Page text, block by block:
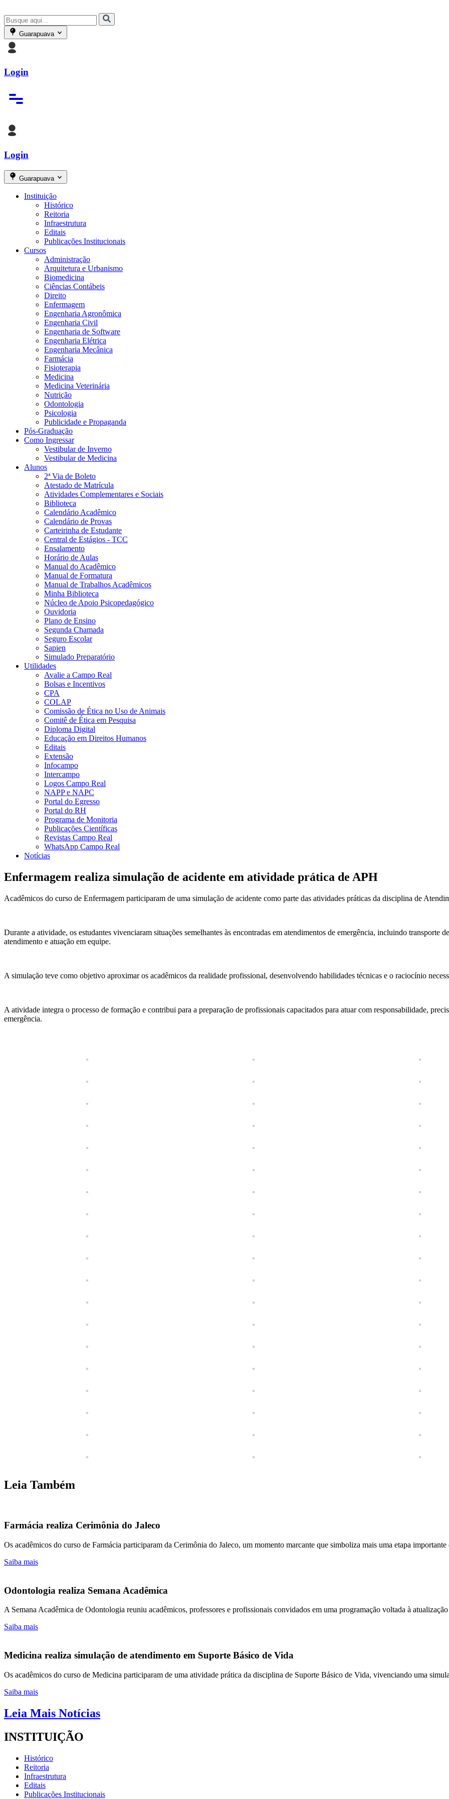
Guarapuava
Login
Login
Guarapuava
Instituição
Histórico
Reitoria
Infraestrutura
Editais
Publicações Institucionais
Cursos
Administração
Arquitetura e Urbanismo
Biomedicina
Ciências Contábeis
Direito
Enfermagem
Engenharia Agronômica
Engenharia Civil
Engenharia de Software
Engenharia Elétrica
Engenharia Mecânica
Farmácia
Fisioterapia
Medicina
Medicina Veterinária
Nutrição
Odontologia
Psicologia
Publicidade e Propaganda
Pós-Graduação
Como Ingressar
Vestibular de Inverno
Vestibular de Medicina
Alunos
2ª Via de Boleto
Atestado de Matrícula
Atividades Complementares e Sociais
Biblioteca
Calendário Acadêmico
Calendário de Provas
Carteirinha de Estudante
Central de Estágios - TCC
Ensalamento
Horário de Aulas
Manual do Acadêmico
Manual de Formatura
Manual de Trabalhos Acadêmicos
Minha Biblioteca
Núcleo de Apoio Psicopedagógico
Ouvidoria
Plano de Ensino
Segunda Chamada
Seguro Escolar
Sapien
Simulado Preparatório
Utilidades
Avalie a Campo Real
Bolsas e Incentivos
CPA
COLAP
Comissão de Ética no Uso de Animais
Comitê de Ética em Pesquisa
Diploma Digital
Educação em Direitos Humanos
Editais
Extensão
Infocampo
Intercampo
Logos Campo Real
NAPP e NAPC
Portal do Egresso
Portal do RH
Programa de Monitoria
Publicações Científicas
Revistas Campo Real
WhatsApp Campo Real
Notícias
Enfermagem realiza simulação de acidente em atividade prática de APH
Acadêmicos do curso de Enfermagem participaram de uma simulação de acidente como parte das atividades práticas da disciplina de
Durante a atividade, os estudantes vivenciaram situações semelhantes às encontradas em atendimentos de emergência, incluindo transporte
atendimento e atuação em equipe.
A simulação teve como objetivo aproximar os acadêmicos da realidade profissional, desenvolvendo habilidades técnicas e o raciocínio
A atividade integra o processo de formação e contribui para a preparação de profissionais capacitados para atuar com responsabilidade,
emergência.
Leia Também
Farmácia realiza Cerimônia do Jaleco
Os acadêmicos do curso de Farmácia participaram da Cerimônia do Jaleco, um momento marcante que simboliza mais uma etapa
Saiba mais
Odontologia realiza Semana Acadêmica
A Semana Acadêmica de Odontologia reuniu acadêmicos, professores e profissionais convidados em uma programação voltada à
Saiba mais
Medicina realiza simulação de atendimento em Suporte Básico de Vida
Os acadêmicos do curso de Medicina participaram de uma atividade prática da disciplina de Suporte Básico de Vida, vivenciando uma
Saiba mais
Leia Mais Notícias
INSTITUIÇÃO
Histórico
Reitoria
Infraestrutura
Editais
Publicações Institucionais